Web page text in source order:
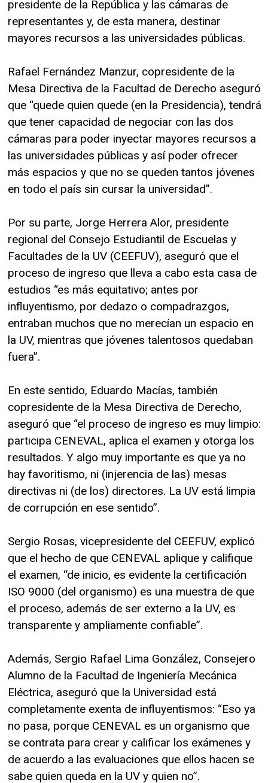
presidente de la República y las cámaras de
representantes y, de esta manera, destinar
mayores recursos a las universidades públicas.
Rafael Fernández Manzur, copresidente de la
Mesa Directiva de la Facultad de Derecho aseguró
que “quede quien quede (en la Presidencia), tendrá
que tener capacidad de negociar con las dos
cámaras para poder inyectar mayores recursos a
las universidades públicas y así poder ofrecer
más espacios y que no se queden tantos jóvenes
en todo el país sin cursar la universidad”.
Por su parte, Jorge Herrera Alor, presidente
regional del Consejo Estudiantil de Escuelas y
Facultades de la UV (CEEFUV), aseguró que el
proceso de ingreso que lleva a cabo esta casa de
estudios “es más equitativo; antes por
influyentismo, por dedazo o compadrazgos,
entraban muchos que no merecían un espacio en
la UV, mientras que jóvenes talentosos quedaban
fuera”.
En este sentido, Eduardo Macías, también
copresidente de la Mesa Directiva de Derecho,
aseguró que “el proceso de ingreso es muy limpio:
participa CENEVAL, aplica el examen y otorga los
resultados. Y algo muy importante es que ya no
hay favoritismo, ni (injerencia de las) mesas
directivas ni (de los) directores. La UV está limpia
de corrupción en ese sentido”.
Sergio Rosas, vicepresidente del CEEFUV, explicó
que el hecho de que CENEVAL aplique y califique
el examen, “de inicio, es evidente la certificación
ISO 9000 (del organismo) es una muestra de que
el proceso, además de ser externo a la UV, es
transparente y ampliamente confiable”.
Además, Sergio Rafael Lima González, Consejero
Alumno de la Facultad de Ingeniería Mecánica
Eléctrica, aseguró que la Universidad está
completamente exenta de influyentismos: “Eso ya
no pasa, porque CENEVAL es un organismo que
se contrata para crear y calificar los exámenes y
de acuerdo a las evaluaciones que ellos hacen se
sabe quien queda en la UV y quien no”.